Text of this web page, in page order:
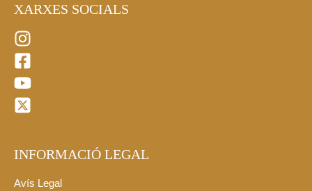
XARXES SOCIALS
INFORMACIÓ LEGAL
Avís Legal